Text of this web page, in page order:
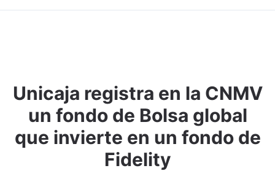
Adjuntar imagen Comentar
Unicaja registra en la CNMV
un fondo de Bolsa global
que invierte en un fondo de
Fidelity